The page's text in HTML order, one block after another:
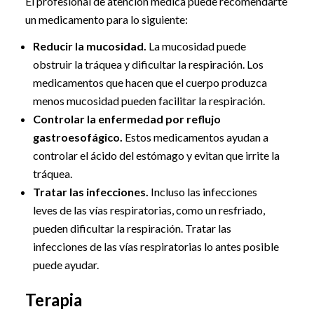
un medicamento para lo siguiente:
Reducir la mucosidad. La mucosidad puede
obstruir la tráquea y dificultar la respiración. Los
medicamentos que hacen que el cuerpo produzca
menos mucosidad pueden facilitar la respiración.
Controlar la enfermedad por reflujo
gastroesofágico. Estos medicamentos ayudan a
controlar el ácido del estómago y evitan que irrite la
tráquea.
Tratar las infecciones. Incluso las infecciones
leves de las vías respiratorias, como un resfriado,
pueden dificultar la respiración. Tratar las
infecciones de las vías respiratorias lo antes posible
puede ayudar.
Terapia